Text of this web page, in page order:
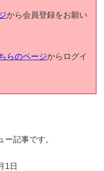
から会員登録をお願い
らのページからログイ
記事です。
1日